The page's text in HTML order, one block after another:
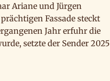
Ariane und Jürgen
Fassade steckt
Jahr erfuhr die
setzte der Sender 2025